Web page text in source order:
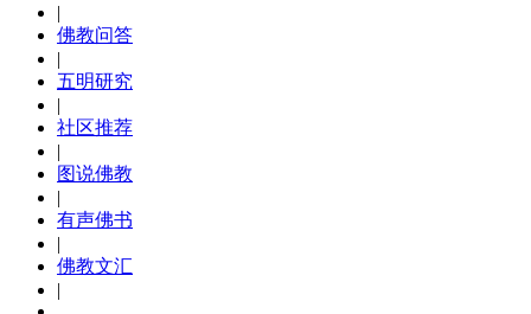
|
佛教问答
|
五明研究
|
社区推荐
|
图说佛教
|
有声佛书
|
佛教文汇
|